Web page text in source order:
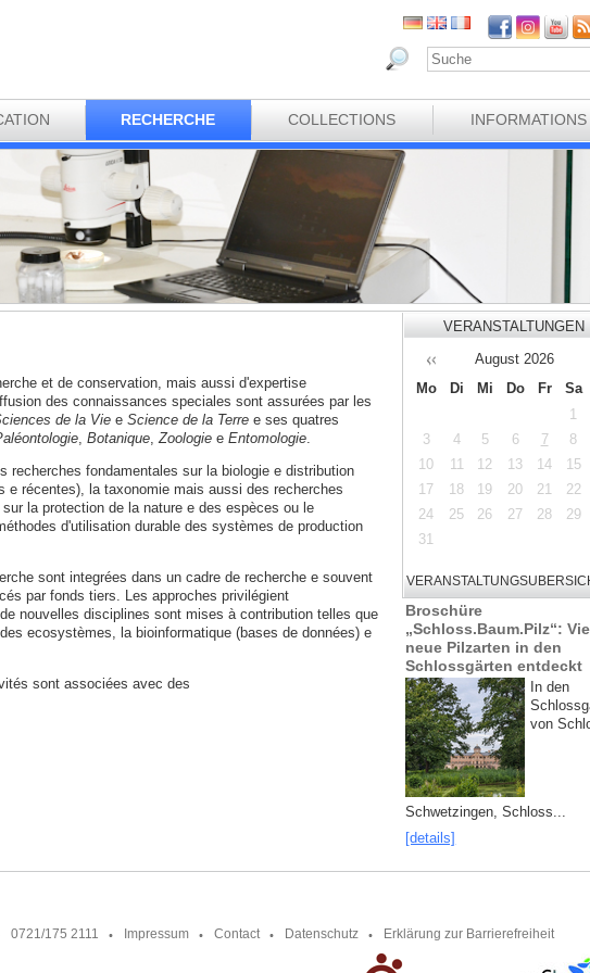
RECHERCHE COLLECTIONS INFORMATIONS
et de conservation, mais aussi d'expertise
des connaissances speciales sont assurées par les
de la Viee Science de la Terree ses quatres
, Botanique,Zoologie e Entomologie.
recherches fondamentales sur la biologie e distribution
e récentes), la taxonomie mais aussi des recherches
la protection de la nature e des espèces ou le
d'utilisation durable des systèmes de production
sont integrées dans un cadre de recherche e souvent
par fonds tiers. Les approches privilégient
de nouvelles disciplines sont mises à contribution telles que
ecosystèmes, la bioinformatique (bases de données) e
sont associées avec des
VERANSTALTUNGEN
August 2026
Mo
Di Mi Do Fr Sa
1
3
4 5 6 7 8
10
11 12 13 14 15
17
18 19 20 21 22
24
25 26 27 28 29
31
Broschüre
„Schloss.Baum.Pilz“:
neue Pilzarten in den
Schlossgärten entdeckt
In den
von
Schwetzingen, Schloss...
[details]
0721/175 2111 Impressum Contact Datenschutz Erklärung zur Barrierefreiheit